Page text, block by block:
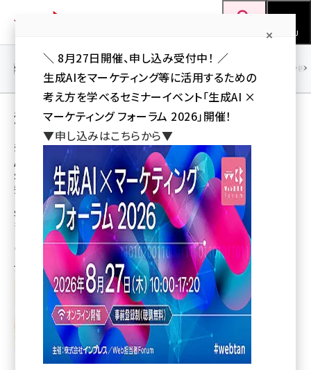
ン
MENU
seo (3536)
ai (2818)
youtube (2444)
note (2320)
セミナー (2313)
z世代 (1629)
meo (1279)
llmo (1167)
SEO アクセス解析／データ分析
深谷 歩 の記事（新着順）
受賞企業が教える「セミナー作りのコツ」
AIに「上司の思考」を学習させてレビュー。
Salesforce流・BtoBマーケのAI活用術【最優
秀賞インタビュー】
Salesforceがセミナー最優秀賞を受賞。AIと共創するBtoBマーケの最前線
をインタビュー。
深谷 歩 [執筆],小沢トモノリ[撮影]
7月1日 7:05
＼ 8月27日開催、申し込み受付中！ ／
生成AIをマーケティング等に活用するための
考え方を学べるセミナーイベント「生成AI ×
マーケティング フォーラム 2026」開催！
▼申し込みはこちらから▼